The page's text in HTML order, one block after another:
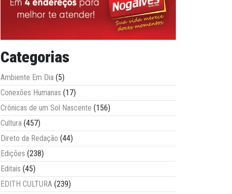
Categorias
Ambiente Em Dia (5)
Conexões Humanas (17)
Crônicas de um Sol Nascente (156)
Cultura (457)
Direto da Redação (44)
Edições (238)
Editais (45)
EDITH CULTURA (239)